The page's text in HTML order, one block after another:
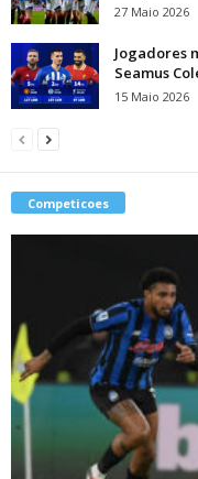
27 Maio 2026
Jogadores
Seamus
15 Maio 2026
Competicoes